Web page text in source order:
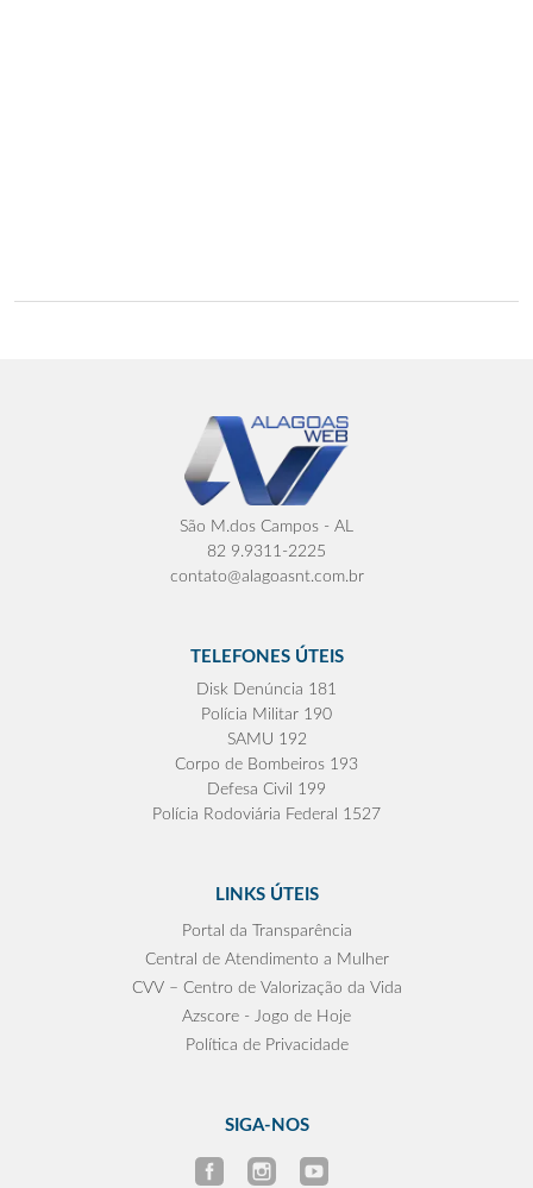
São M.dos Campos - AL
82 9.9311-2225
contato@alagoasnt.com.br
TELEFONES ÚTEIS
Disk Denúncia 181
Polícia Militar 190
SAMU 192
Corpo de Bombeiros 193
Defesa Civil 199
Polícia Rodoviária Federal 1527
LINKS ÚTEIS
Portal da Transparência
Central de Atendimento a Mulher
CVV – Centro de Valorização da Vida
Azscore - Jogo de Hoje
Política de Privacidade
SIGA-NOS